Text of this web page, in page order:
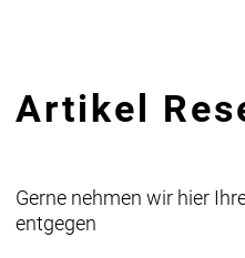
Artikel
Gerne nehmen wir hier
entgegen